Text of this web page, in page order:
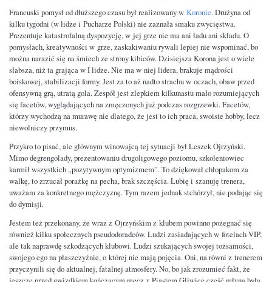
Francuski pomysł od dłuższego czasu był realizowany w Koronie. Drużyna od
kilku tygodni (w lidze i Pucharze Polski) nie zaznała smaku zwycięstwa.
Prezentuje katastrofalną dyspozycję, w jej grze nie ma ani ładu ani składu. O
pomysłach, kreatywności w grze, zaskakiwaniu rywali lepiej nie wspominać, bo
można narazić się na śmiech ze strony kibiców. Dzisiejsza Korona jest o wiele
słabsza, niż ta grająca w I lidze. Nie ma w niej lidera, brakuje mądrości
boiskowej, stabilizacji formy. Jest za to aż nadto strachu w oczach, obaw przed
ofensywną grą, utratą gola. Zespół jest zlepkiem kilkunastu mało rozumiejących
się facetów, wyglądających na zmęczonych już podczas rozgrzewki. Facetów,
którzy wychodzą na murawę nie dlatego, że jest to ich praca, swoiste hobby, lecz
niewolniczy przymus.
Przykro to pisać, ale głównym winowajcą tej sytuacji był Leszek Ojrzyński.
Mimo degrengolady, prezentowaniu drugoligowego poziomu, szkoleniowiec
karmił wszystkich „pozytywnym optymizmem”. To dziękował chłopakom za
walkę, to zrzucał porażkę na pecha, brak szczęścia. Lubię i szanuję trenera,
uważam za konkretnego mężczyznę. Tym razem jednak stchórzył, nie podając się
do dymisji.
Jestem też przekonany, że wraz z Ojrzyńskim z klubem powinno pożegnać się
również kilku społecznych pseudodoradców. Ludzi zasiadających w fotelach VIP,
ale tak naprawdę szkodzących klubowi. Ludzi szukających swojej tożsamości,
swojego ego na płaszczyźnie, o której nie mają pojęcia. Oni, na równi z trenerem
przyczynili się do aktualnej, fatalnej atmosfery. No, bo jak zrozumieć fakt, że